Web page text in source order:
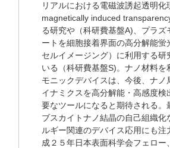
リアルにおける電磁波誘起透明化
magnetically induced
る研究や（科研費基盤A)、プラズ
ートを細胞接着界面の高分解能蛍
セルイメージング）に利用する研
いる（科研費基盤S)。ナノ材料を
モニックデバイスは、今後、ナノ
イナミクスを高分解能・高感度検
要なツールになると期待される。
ブスカイトナノ結晶の自己組織化
ルギー関連のデバイス応用にも注
成２５年日本表面科学会フェロー